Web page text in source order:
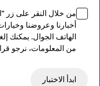
من خلال النقر على زر
أخبارنا وعروضنا
الهاتف الجوال. يمكنك
من المعلومات، نرجو
ابدأ الاختبار